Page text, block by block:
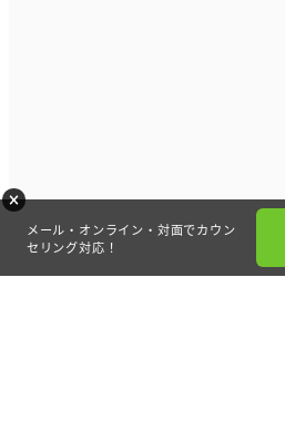
メール・オンライン・対面でカウン
セリング対応！